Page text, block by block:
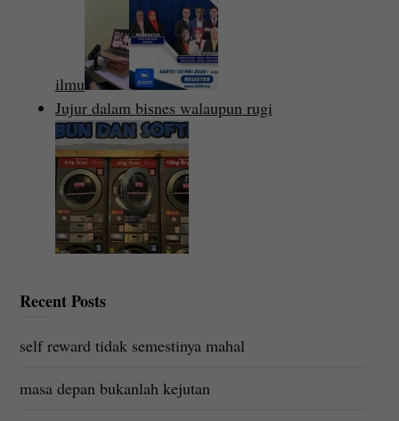
ilmu
Jujur dalam bisnes walaupun rugi
Recent Posts
self reward tidak semestinya mahal
masa depan bukanlah kejutan